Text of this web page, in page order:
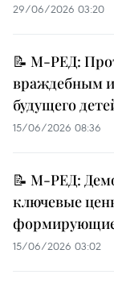
29/06/2026 03:20
📝 М-РЕД:
враждебным
будущего
15/06/2026 08:36
📝 М-РЕД:
ключевые
15/06/2026 03:02